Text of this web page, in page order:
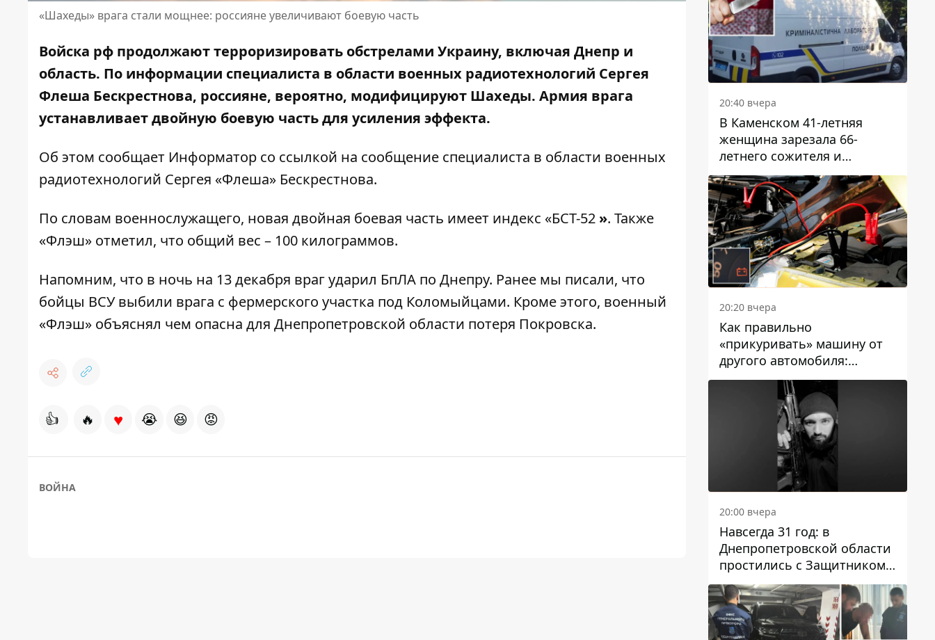
«Шахеды» врага стали мощнее: россияне увеличивают боевую часть
Войска рф продолжают терроризировать обстрелами Украину, включая Днепр и
область. По информации специалиста в области военных радиотехнологий Сергея
Флеша Бескрестнова, россияне, вероятно, модифицируют Шахеды. Армия врага
устанавливает двойную боевую часть для усиления эффекта.
Об этом сообщает Информатор со ссылкой на сообщение специалиста в области военных
радиотехнологий Сергея «Флеша» Бескрестнова.
По словам военнослужащего, новая двойная боевая часть имеет индекс «БСТ-52 ». Также
«Флэш» отметил, что общий вес – 100 килограммов.
Напомним, что в ночь на 13 декабря враг ударил БпЛА по Днепру. Ранее мы писали, что
бойцы ВСУ выбили врага с фермерского участка под Коломыйцами. Кроме этого, военный
«Флэш» объяснял чем опасна для Днепропетровской области потеря Покровска.
👍 🔥 ♥ 😭 😆 😡
ВОЙНА
20:40 вчера
В Каменском 41-летняя
женщина зарезала 66-
летнего сожителя и
пыталась обмануть
полицейских
20:20 вчера
Как правильно
«прикуривать» машину от
другого автомобиля:
инструкция для водителей
20:00 вчера
Навсегда 31 год: в
Днепропетровской области
простились с Защитником
Александром Репиным